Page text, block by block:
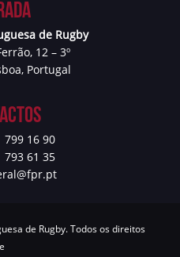
de Rugby
12 – 3º
Portugal
799 16 90
793 61 35
de Rugby. Todos os direitos